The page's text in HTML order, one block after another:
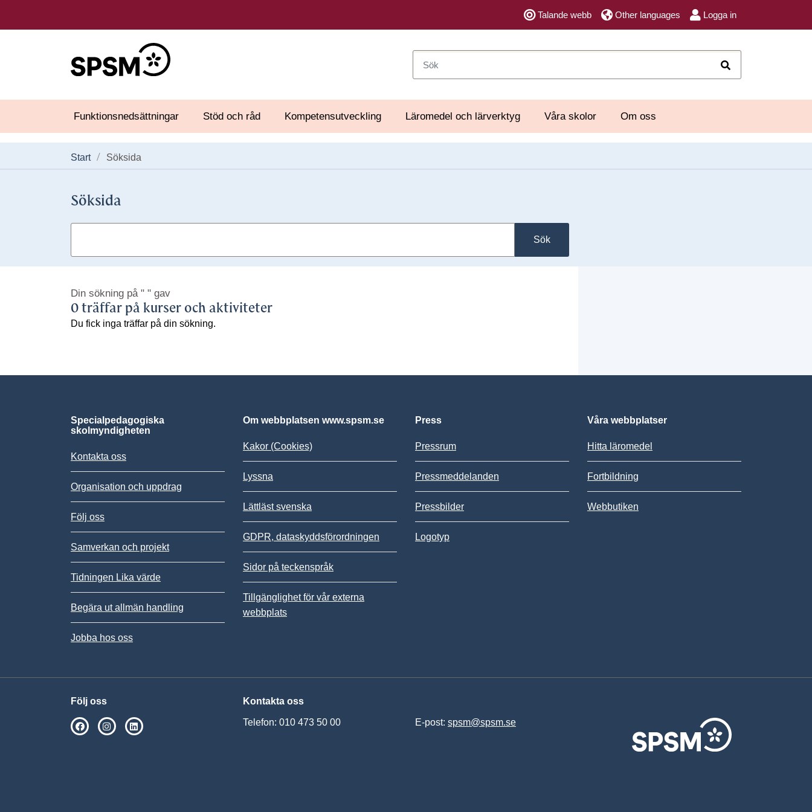
Talande webb Other languages Logga in
Funktionsnedsättningar Stöd och råd Kompetensutveckling Läromedel och lärverktyg Våra skolor Om oss
Start Söksida
Söksida
Sök
Din sökning på " " gav
0 träffar på kurser och aktiviteter
Du fick inga träffar på din sökning.
Specialpedagogiska
skolmyndigheten
Kontakta oss
Organisation och uppdrag
Följ oss
Samverkan och projekt
Tidningen Lika värde
Begära ut allmän handling
Jobba hos oss
Om webbplatsen www.spsm.se
Kakor (Cookies)
Lyssna
Lättläst svenska
GDPR, dataskyddsförordningen
Sidor på teckenspråk
Tillgänglighet för vår externa
webbplats
Press
Pressrum
Pressmeddelanden
Pressbilder
Logotyp
Våra webbplatser
Hitta läromedel
Fortbildning
Webbutiken
Följ oss
SPSM på Facebook
SPSM på Instagram
Kontakta oss
Telefon: 010 473 50 00 E-post: spsm@spsm.se